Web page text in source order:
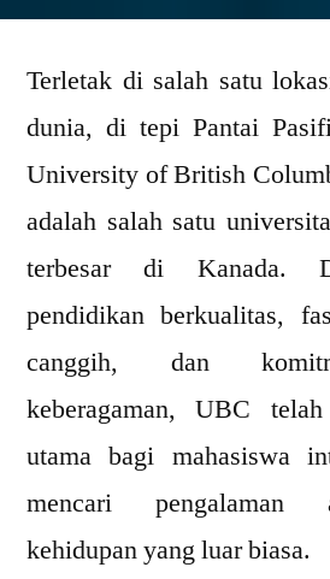
British
Kampus
Terbaik
Terletak di salah satu
dunia, di tepi Pantai
University of British
adalah salah satu
terbesar di Kanada.
pendidikan berkualitas,
canggih, dan
keberagaman, UBC
utama bagi mahasiswa
mencari pengalaman
kehidupan yang luar biasa.